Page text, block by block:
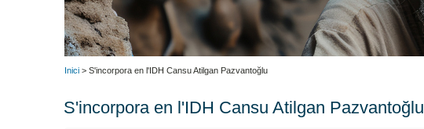
Inici > S'incorpora en l'IDH Cansu Atilgan Pazvantoğlu
S'incorpora en l'IDH Cansu Atilgan Pazvantoğlu